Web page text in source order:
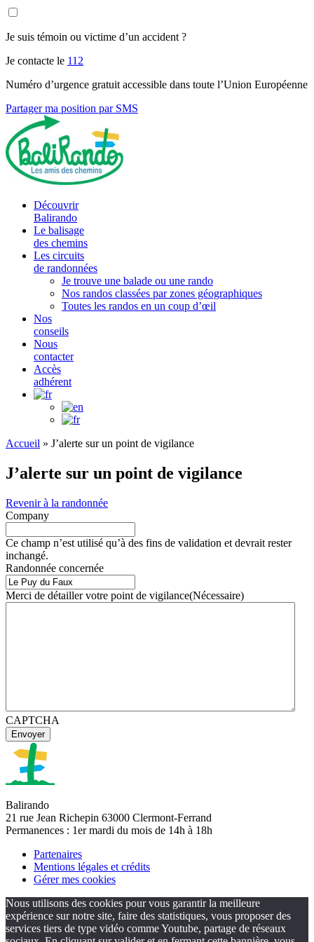
Je suis témoin ou victime d’un accident ?
Je contacte le 112
Numéro d’urgence gratuit accessible dans toute l’Union Européenne
Partager ma position par SMS
Découvrir
Balirando
Le balisage
des chemins
Les circuits
de randonnées
Je trouve une balade ou une rando
Nos randos classées par zones géographiques
Toutes les randos en un coup d’œil
Nos
conseils
Nous
contacter
Accès
adhérent
Accueil » J’alerte sur un point de vigilance
J’alerte sur un point de vigilance
Revenir à la randonnée
Company
Ce champ n’est utilisé qu’à des fins de validation et devrait rester
inchangé.
Randonnée concernée
Merci de détailler votre point de vigilance(Nécessaire)
CAPTCHA
Balirando
21 rue Jean Richepin 63000 Clermont-Ferrand
Permanences : 1er mardi du mois de 14h à 18h
Partenaires
Mentions légales et crédits
Gérer mes cookies
Nous utilisons des cookies pour vous garantir la meilleure
expérience sur notre site, faire des statistiques, vous proposer des
services tiers de type vidéo comme Youtube, partage de réseaux